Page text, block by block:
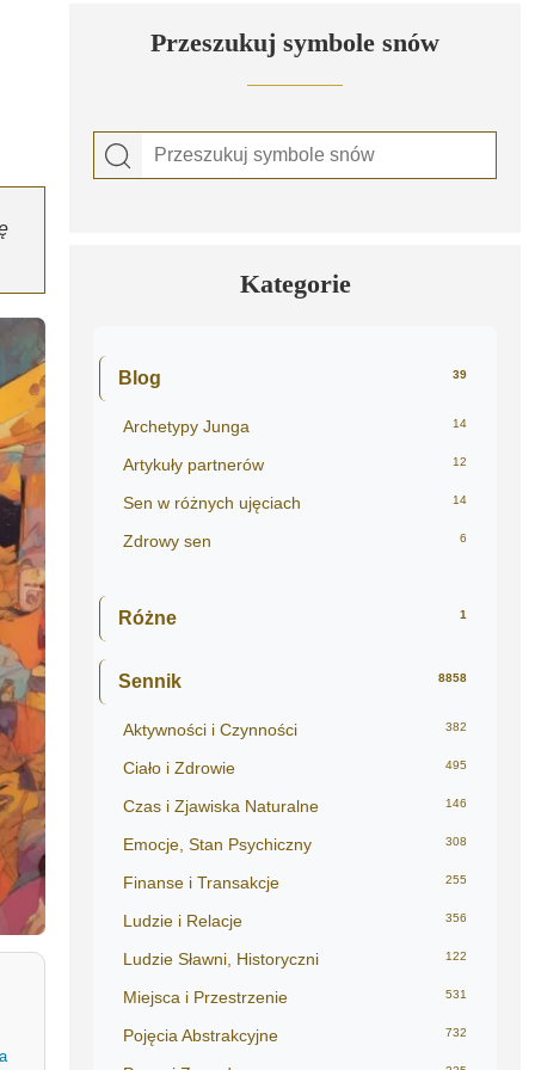
Przeszukuj symbole snów
Kategorie
Blog 39
Archetypy Junga 14
Artykuły partnerów 12
Sen w różnych ujęciach 14
Zdrowy sen 6
Różne 1
Sennik 8858
Aktywności i Czynności 382
Ciało i Zdrowie 495
Czas i Zjawiska Naturalne 146
Emocje, Stan Psychiczny 308
Finanse i Transakcje 255
Ludzie i Relacje 356
Ludzie Sławni, Historyczni 122
Miejsca i Przestrzenie 531
Pojęcia Abstrakcyjne 732